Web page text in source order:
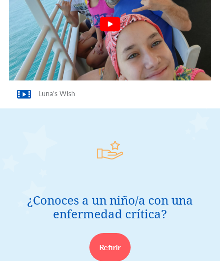
Luna's Wish
¿Conoces a un niño/a con una
enfermedad crítica?
Refirir